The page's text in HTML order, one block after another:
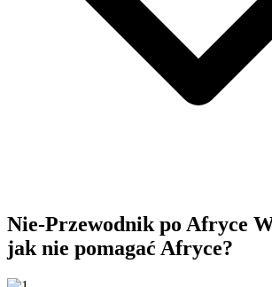
Nie-Przewodnik po Afryce
jak nie pomagać Afryce?